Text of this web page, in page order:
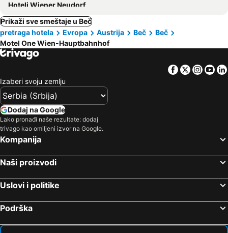
Hoteli Wiener Neudorf
Prikaži sve smeštaje u Beč
pretraga hotela
Evropa Austrija Beč
Beč
Motel One Wien-Hauptbahnhof
Facebook
Twitter
Izaberi svoju zemlju
Dodaj na Google
Lako pronađi naše rezultate: dodaj
trivago kao omiljeni izvor na Google.
Kompanija
Naši proizvodi
Uslovi i politike
Podrška